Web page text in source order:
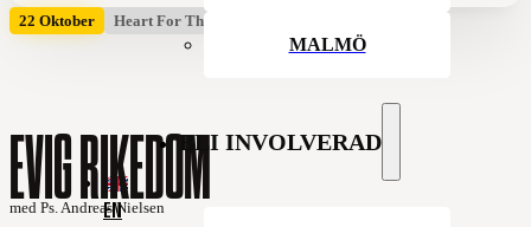
MALMÖ
BLI INVOLVERAD
EN
22 Oktober Heart For The House
EVIG RIKEDOM
med Ps. Andreas Nielsen